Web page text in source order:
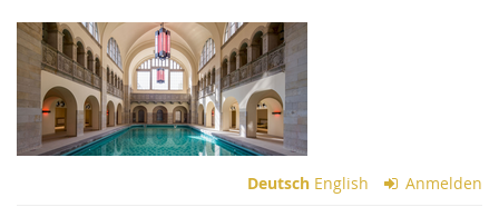
Zum
Haupt-
Inhalt
springen
Deutsch English Anmelden